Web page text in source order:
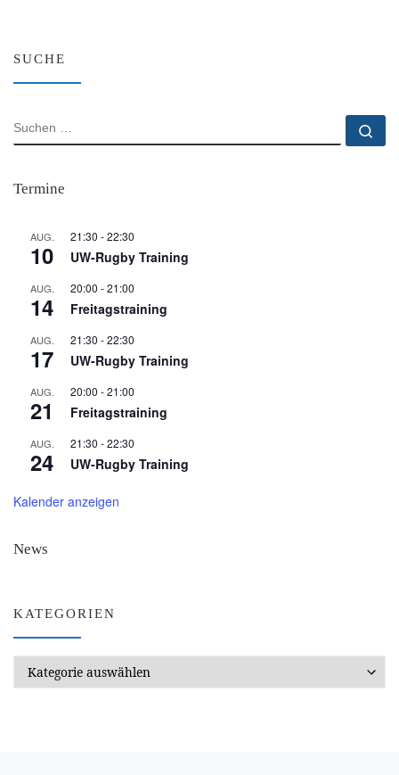
SUCHE
SUCHE
Termine
AUG.
10
21:30 -22:30
UW-Rugby Training
AUG.
14
20:00 -21:00
Freitagstraining
AUG.
17
21:30 -22:30
UW-Rugby Training
AUG.
21
20:00 -21:00
Freitagstraining
AUG.
24
21:30 -22:30
UW-Rugby Training
Kalender anzeigen
News
KATEGORIEN